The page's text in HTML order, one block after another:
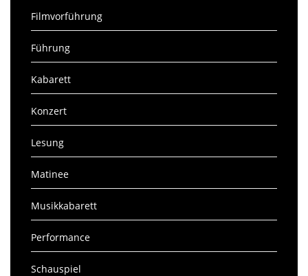
Filmvorführung
Führung
Kabarett
Konzert
Lesung
Matinee
Musikkabarett
Performance
Schauspiel